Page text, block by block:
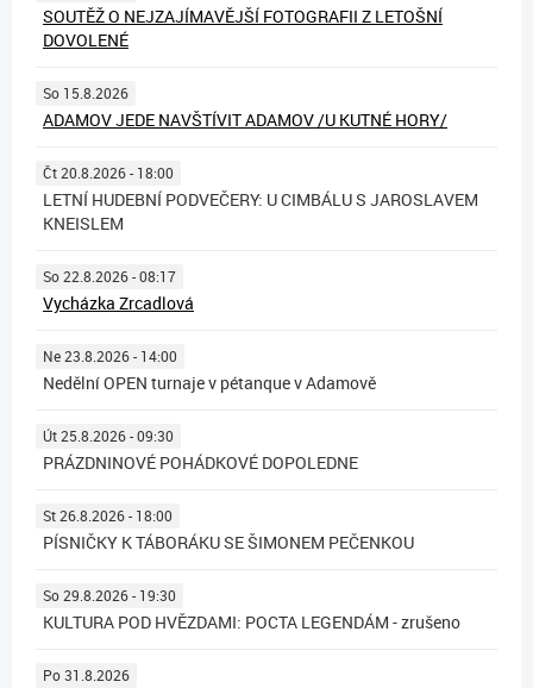
SOUTĚŽ O NEJZAJÍMAVĚJŠÍ FOTOGRAFII Z LETOŠNÍ
DOVOLENÉ
So 15.8.2026
ADAMOV JEDE NAVŠTÍVIT ADAMOV /U KUTNÉ HORY/
Čt 20.8.2026 - 18:00
LETNÍ HUDEBNÍ PODVEČERY: U CIMBÁLU S JAROSLAVEM
KNEISLEM
So 22.8.2026 - 08:17
Vycházka Zrcadlová
Ne 23.8.2026 - 14:00
Nedělní OPEN turnaje v pétanque v Adamově
Út 25.8.2026 - 09:30
PRÁZDNINOVÉ POHÁDKOVÉ DOPOLEDNE
St 26.8.2026 - 18:00
PÍSNIČKY K TÁBORÁKU SE ŠIMONEM PEČENKOU
So 29.8.2026 - 19:30
KULTURA POD HVĚZDAMI: POCTA LEGENDÁM - zrušeno
Po 31.8.2026